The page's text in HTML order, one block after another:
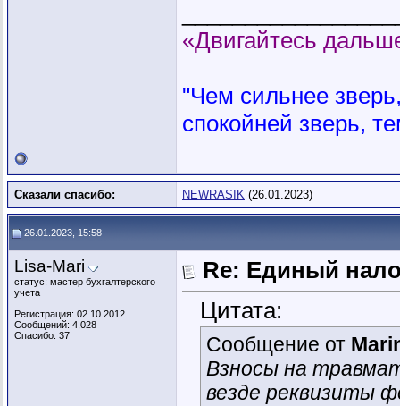
«Двигайтесь
"Чем сильнее
спокойней зверь,
Сказали спасибо: NEWRASIK (26.01.2023)
26.01.2023, 15:58
Lisa-Mari
статус: мастер бухгалтерского
учета
Регистрация: 02.10.2012
Сообщений: 4,028
Спасибо: 37
Re: Единый
Цитата:
Сообщение от
Взносы на
везде реквизиты